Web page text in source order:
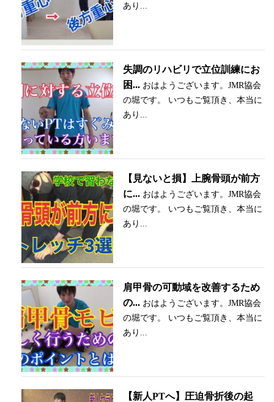
あり...
失調のリハビリで立位訓練にお
困... おはようございます。JMR協会
の堀です。 いつもご覧頂き、本当に
あり...
【見ないと損】上腕骨頭が前方
に... おはようございます。JMR協会
の堀です。 いつもご覧頂き、本当に
あり...
肩甲骨の可動域を改善するため
の... おはようございます。JMR協会
の堀です。 いつもご覧頂き、本当に
あり...
【新人PTへ】圧迫骨折後の起